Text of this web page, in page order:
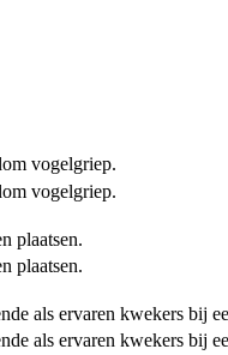
vogelgriep.
vogelgriep.
plaatsen.
plaatsen.
als ervaren kwekers bij
als ervaren kwekers bij